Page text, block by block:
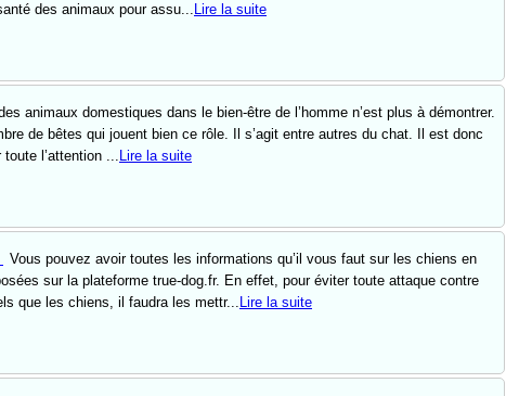
des animaux pour assu... Lire la suite
des animaux domestiques dans le bien-être de l’homme n’est plus à démontrer.
de bêtes qui jouent bien ce rôle. Il s’agit entre autres du chat. Il est donc
l’attention ...Lire la suite
Vous pouvez avoir toutes les informations qu’il vous faut sur les chiens en
sur la plateforme true-dog.fr. En effet, pour éviter toute attaque contre
que les chiens, il faudra les mettr... Lire la suite